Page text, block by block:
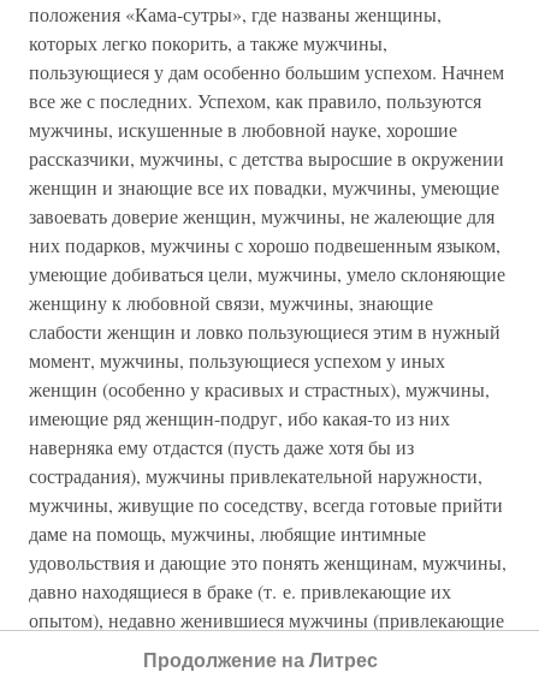
положения «Кама-сутры», где названы женщины,
которых легко покорить, а также мужчины,
пользующиеся у дам особенно большим успехом. Начнем
все же с последних. Успехом, как правило, пользуются
мужчины, искушенные в любовной науке, хорошие
рассказчики, мужчины, с детства выросшие в окружении
женщин и знающие все их повадки, мужчины, умеющие
завоевать доверие женщин, мужчины, не жалеющие для
них подарков, мужчины с хорошо подвешенным языком,
умеющие добиваться цели, мужчины, умело склоняющие
женщину к любовной связи, мужчины, знающие
слабости женщин и ловко пользующиеся этим в нужный
момент, мужчины, пользующиеся успехом у иных
женщин (особенно у красивых и страстных), мужчины,
имеющие ряд женщин-подруг, ибо какая-то из них
наверняка ему отдастся (пусть даже хотя бы из
сострадания), мужчины привлекательной наружности,
мужчины, живущие по соседству, всегда готовые прийти
даме на помощь, мужчины, любящие интимные
удовольствия и дающие это понять женщинам, мужчины,
давно находящиеся в браке (т. е. привлекающие их
опытом), недавно женившиеся мужчины (привлекающие
дам неопытностью и девственностью), мужчины,
любящие загородные прогулки, где все располагает к
Продолжение на Литрес